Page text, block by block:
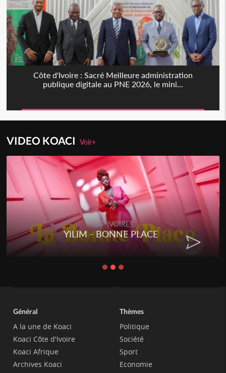
Côte d'Ivoire : Sacré Meilleure administration
publique digitale au PNE 2026, le mini...
VIDEO KOACIVoir+
RAP IVOIRE
YILIM - BONNE PLACE
Général
A la une de Koaci
Koaci Côte d'Ivoire
Koaci Afrique
Archives Koaci
Thèmes
Politique
Société
Sport
Economie